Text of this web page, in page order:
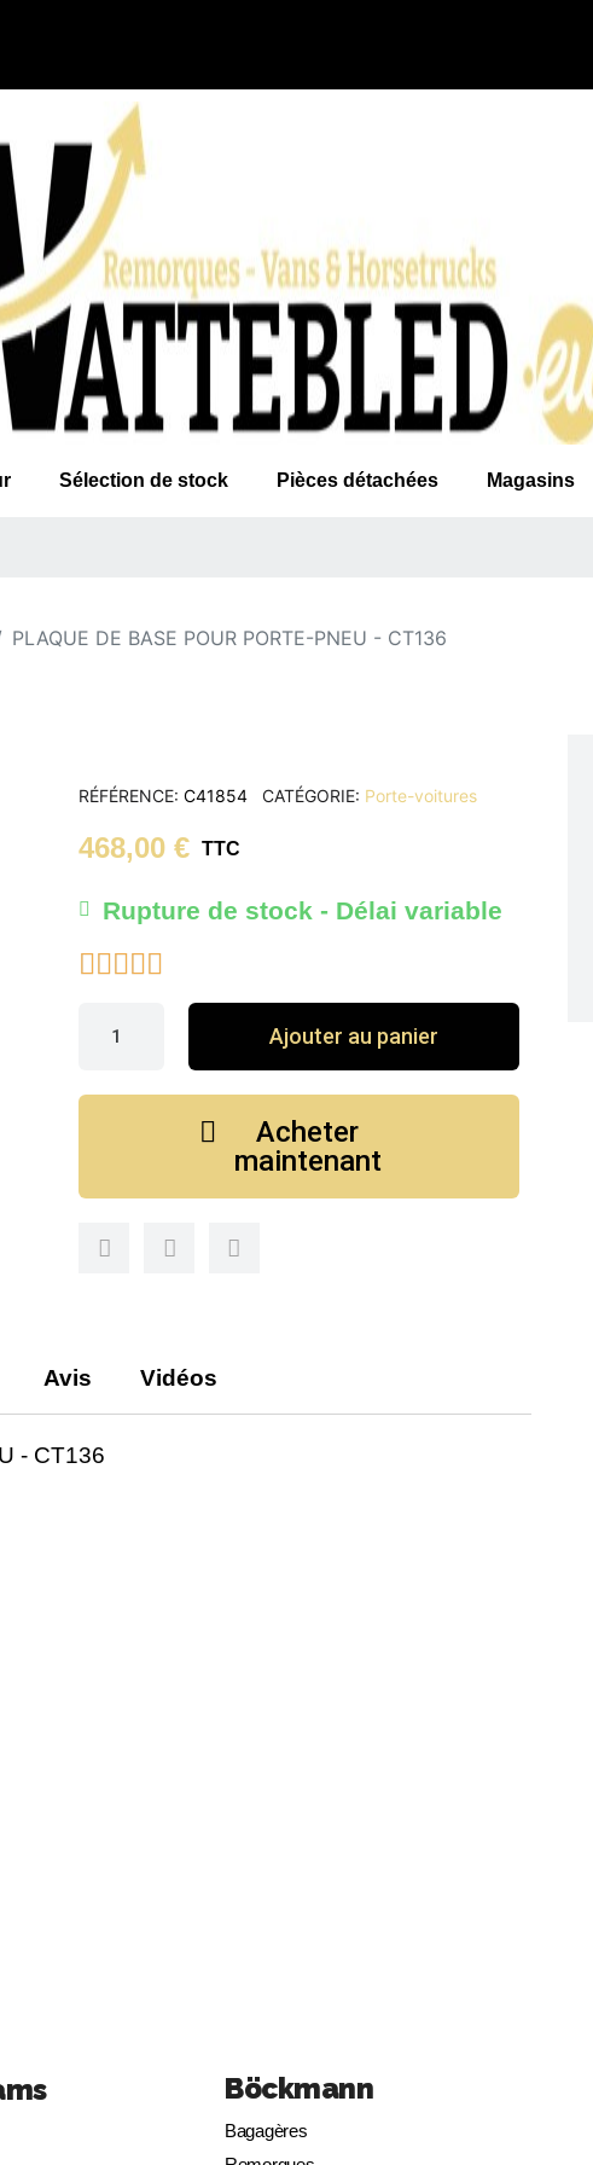
Sélection de stock Pièces détachées Magasins
PLAQUE DE BASE POUR PORTE-PNEU - CT136
RÉFÉRENCE C41854 CATÉGORIE Porte-voitures
468,00 € TTC
Rupture de stock - Délai variable
    
Ajouter au panier
Acheter
maintenant
Avis Vidéos
- CT136
Böckmann
Bagagères